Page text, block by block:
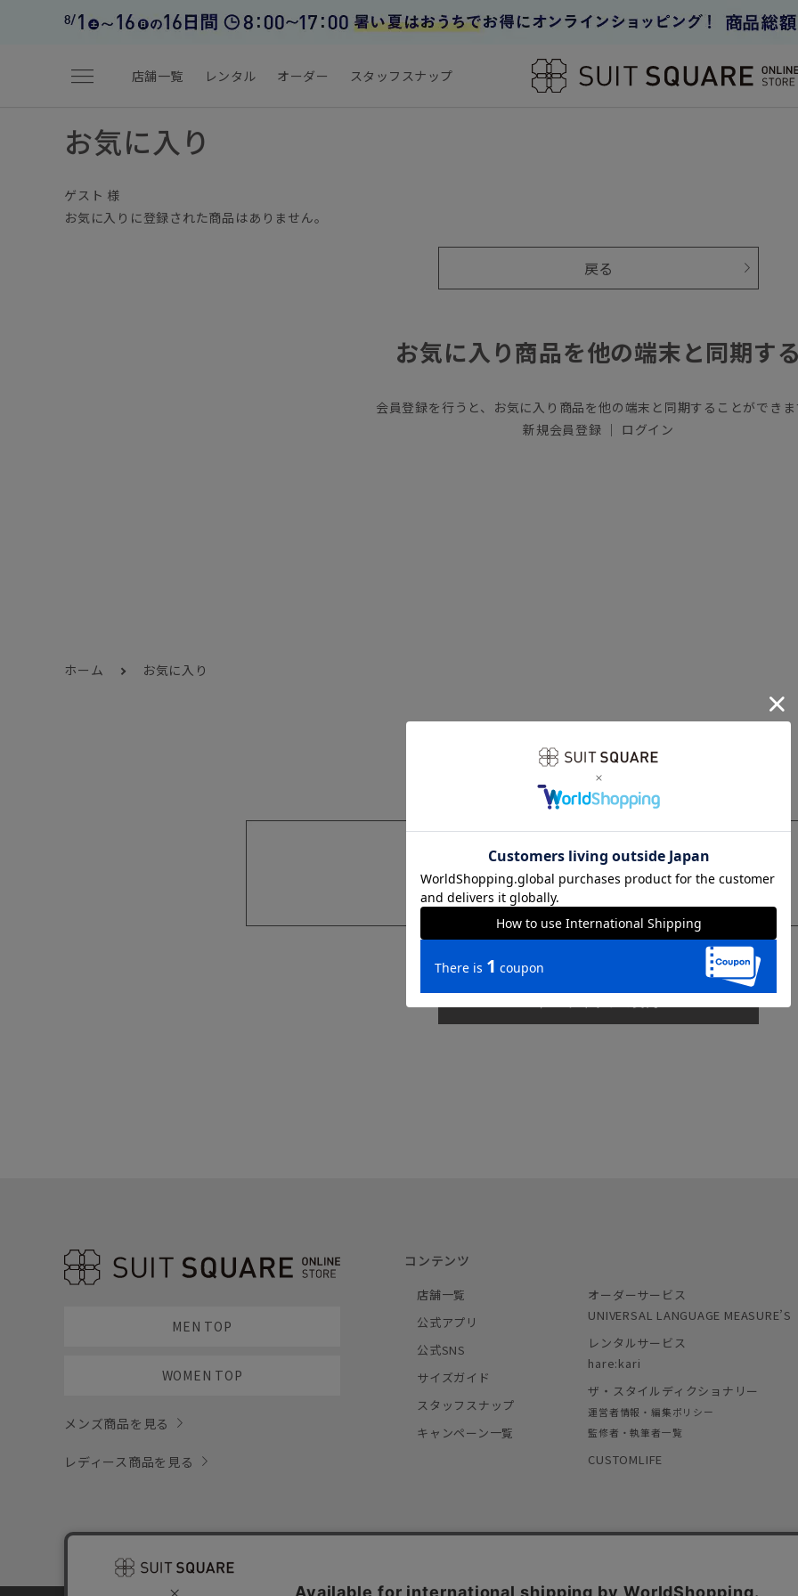
menu 店舗一覧 レンタル オーダー スタッフスナップ
お気に入り
ゲスト 様
お気に入りに登録された商品はありません。
戻る
お気に入り商品を他の端末と同期す
会員登録を行うと、お気に入り商品を他の端末と同期することができ
新規会員登録 ｜ ログイン
ホーム お気に入り
sms
MEN TOP
WOMEN TOP
メンズ商品を見る
レディース商品を見る
コンテンツ
店舗一覧
公式アプリ
公式SNS
サイズガイド
スタッフスナップ
キャンペーン一覧
オーダーサービス
UNIVERSAL LANGUAGE MEASURE’S
レンタルサービス
hare:kari
ザ・スタイルディクショナリー
運営者情報・編集ポリシー
監修者・執筆者一覧
CUSTOMLIFE